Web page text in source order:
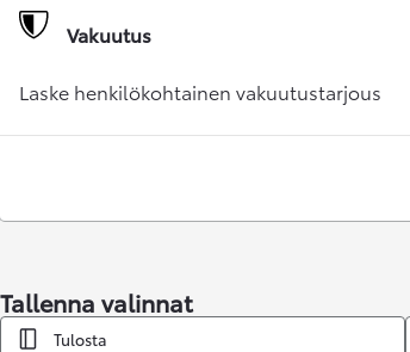
Vakuutus
Laske henkilökohtainen vakuutustarjous
Tallenna valinnat
Tulosta